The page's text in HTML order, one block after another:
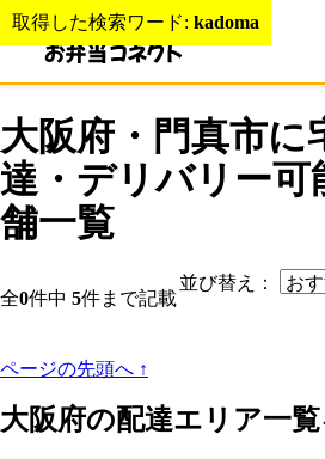
取得した検索ワード: kadoma
大阪府・門真市に
達・デリバリー可
舗一覧
全0件中 5件まで記載
並び替え：
ページの先頭へ ↑
大阪府の配達エリア一